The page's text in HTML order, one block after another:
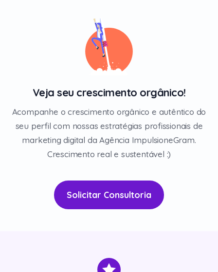
Veja seu crescimento orgânico!
Acompanhe o crescimento orgânico e autêntico do
seu perfil com nossas estratégias profissionais de
marketing digital da Agência ImpulsioneGram.
Crescimento real e sustentável :)
Solicitar Consultoria